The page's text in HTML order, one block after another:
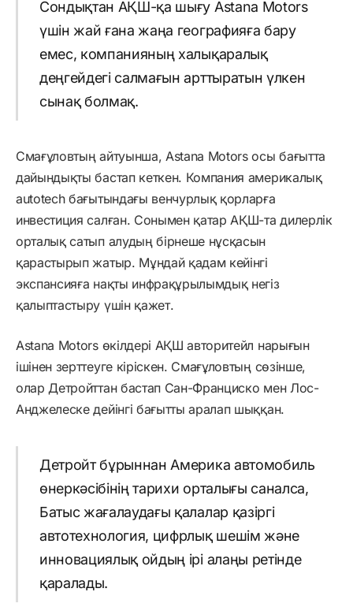
Сондықтан АҚШ-қа шығу Astana Motors
үшін жай ғана жаңа географияға бару
емес, компанияның халықаралық
деңгейдегі салмағын арттыратын үлкен
сынақ болмақ.
Смағұловтың айтуынша, Astana Motors осы бағытта
дайындықты бастап кеткен. Компания америкалық
autotech бағытындағы венчурлық қорларға
инвестиция салған. Сонымен қатар АҚШ-та дилерлік
орталық сатып алудың бірнеше нұсқасын
қарастырып жатыр. Мұндай қадам кейінгі
экспансияға нақты инфрақұрылымдық негіз
қалыптастыру үшін қажет.
Astana Motors өкілдері АҚШ авторитейл нарығын
ішінен зерттеуге кіріскен. Смағұловтың сөзінше,
олар Детройттан бастап Сан-Франциско мен Лос-
Анджелеске дейінгі бағытты аралап шыққан.
Детройт бұрыннан Америка автомобиль
өнеркәсібінің тарихи орталығы саналса,
Батыс жағалаудағы қалалар қазіргі
автотехнология, цифрлық шешім және
инновациялық ойдың ірі алаңы ретінде
қаралады.